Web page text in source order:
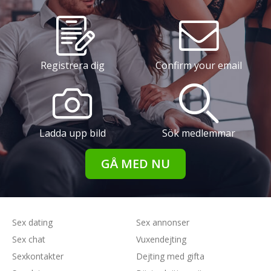
Registrera dig Confirm your email
Ladda upp bild Sök medlemmar
GÅ MED NU
Sex dating
Sex chat
Sexkontakter
Sex annonser
Vuxendejting
Dejting med gifta